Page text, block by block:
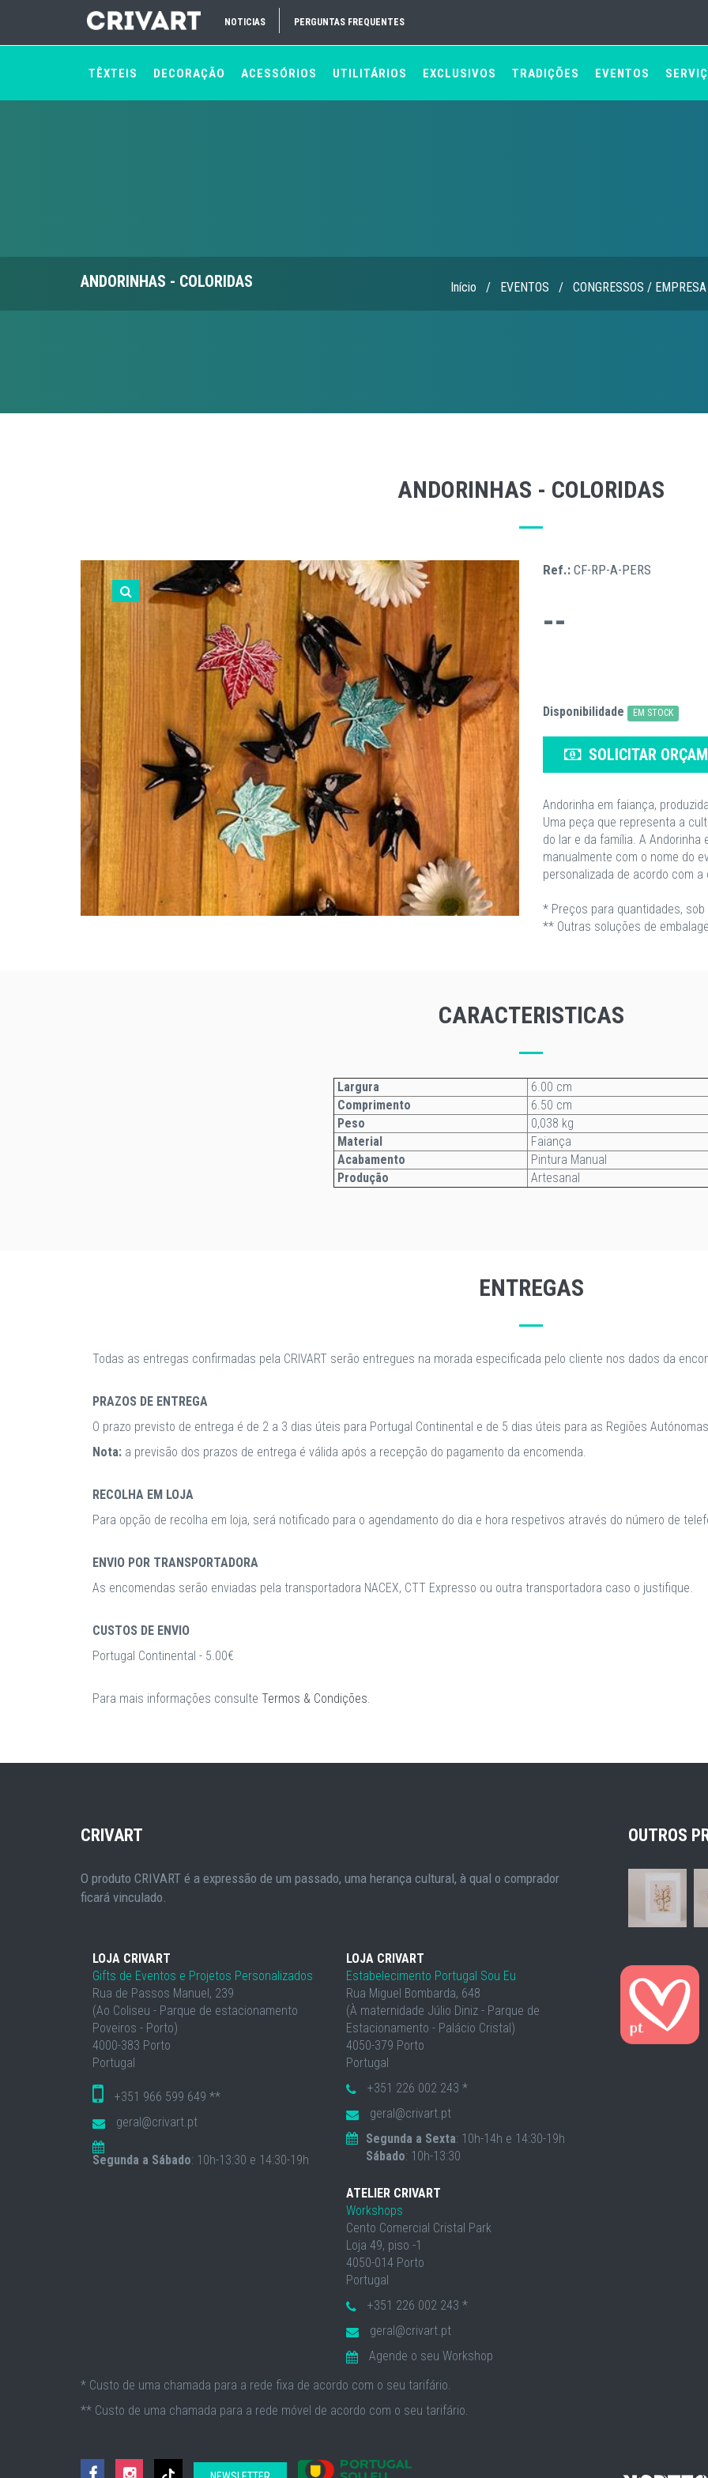
NOTICIAS PERGUNTAS FREQUENTES
TÊXTEIS DECORAÇÃO ACESSÓRIOS UTILITÁRIOS EXCLUSIVOS TRADIÇÕES EVENTOS
ANDORINHAS - COLORIDAS Início / EVENTOS / CONGRESSOS / EMPRESA
ANDORINHAS - COLORIDAS
Ref.: CF-RP-A-PERS
--
Disponibilidade EM STOCK
SOLICITAR
Andorinha em faiança,
Uma peça que representa a
do lar e da família. A
manualmente com o nome do
personalizada de acordo com
* Preços para quantidades,
** Outras soluções de
CARACTERISTICAS
Largura
6.00 cm
Comprimento
6.50 cm
Peso
0,038 kg
Material
Faiança
Acabamento
Pintura Manual
Produção
Artesanal
ENTREGAS
Todas as entregas confirmadas pela CRIVART serão entregues na morada especificada pelo cliente nos dados da
PRAZOS DE ENTREGA
O prazo previsto de entrega é de 2 a 3 dias úteis para Portugal Continental e de 5 dias úteis para as Regiões
Nota: a previsão dos prazos de entrega é válida após a recepção do pagamento da encomenda.
RECOLHA EM LOJA
Para opção de recolha em loja, será notificado para o agendamento do dia e hora respetivos através do número de
ENVIO POR TRANSPORTADORA
As encomendas serão enviadas pela transportadora NACEX, CTT Expresso ou outra transportadora caso o justifique.
CUSTOS DE ENVIO
Portugal Continental - 5.00€
Para mais informações consulte Termos & Condições.
CRIVART
O produto CRIVART é a expressão de um passado, uma herança cultural, à qual o comprador
ficará vinculado.
LOJA CRIVART
Gifts de Eventos e Projetos Personalizados
Rua de Passos Manuel, 239
(Ao Coliseu - Parque de estacionamento
Poveiros - Porto)
4000-383 Porto
Portugal
+351 966 599 649 **
geral@crivart.pt
Segunda a Sábado: 10h-13:30 e 14:30-19h
LOJA CRIVART
Estabelecimento Portugal Sou Eu
Rua Miguel Bombarda, 648
(À maternidade Júlio Diniz - Parque de
Estacionamento - Palácio Cristal)
4050-379 Porto
Portugal
+351 226 002 243 *
geral@crivart.pt
Segunda a Sexta: 10h-14h e 14:30-19h
Sábado: 10h-13:30
ATELIER CRIVART
Workshops
Cento Comercial Cristal Park
Loja 49, piso -1
4050-014 Porto
Portugal
+351 226 002 243 *
geral@crivart.pt
Agende o seu Workshop
OUTROS
* Custo de uma chamada para a rede fixa de acordo com o seu tarifário.
** Custo de uma chamada para a rede móvel de acordo com o seu tarifário.